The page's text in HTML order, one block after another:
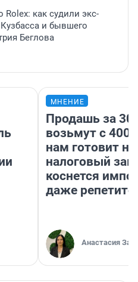
Rolex: как судили экс-
и бывшего
Беглова
МНЕНИЕ
Продашь за
возьмут с
нам готовит
налоговый
коснется
даже
Анастасия